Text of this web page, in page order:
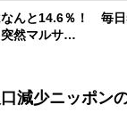
なんと14.6％！ 毎
然マルサ…
減少ニッポンの